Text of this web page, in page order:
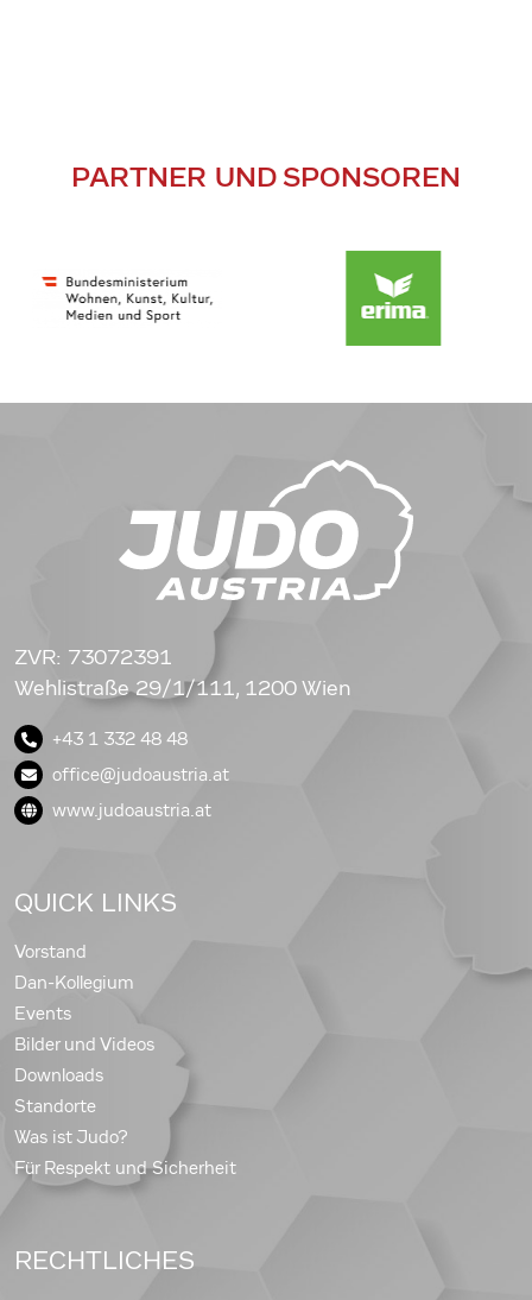
PARTNER UND SPONSOREN
ZVR: 73072391
Wehlistraße 29/1/111, 1200 Wien
+43 1 332 48 48
office@judoaustria.at
www.judoaustria.at
QUICK LINKS
Vorstand
Dan-Kollegium
Events
Bilder und Videos
Downloads
Standorte
Was ist Judo?
Für Respekt und Sicherheit
RECHTLICHES